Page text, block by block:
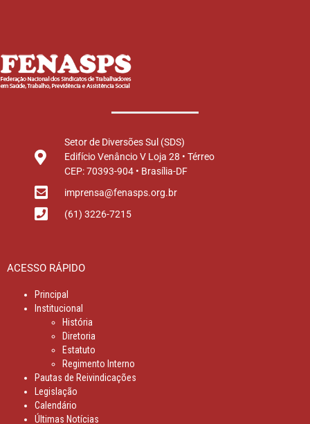
Setor de Diversões Sul (SDS)
Edifício Venâncio V Loja 28 • Térreo
CEP: 70393-904 • Brasília-DF
imprensa@fenasps.org.br
(61) 3226-7215
ACESSO RÁPIDO
Principal
Institucional
História
Diretoria
Estatuto
Regimento Interno
Pautas de Reivindicações
Legislação
Calendário
Últimas Notícias